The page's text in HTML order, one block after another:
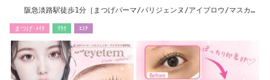
阪急淡路駅徒歩1分［まつげパーマ/パリジェンヌ/アイブロウ/マスカラ
まつげ･ﾒｲｸ ﾘﾗｸ ｴｽﾃ